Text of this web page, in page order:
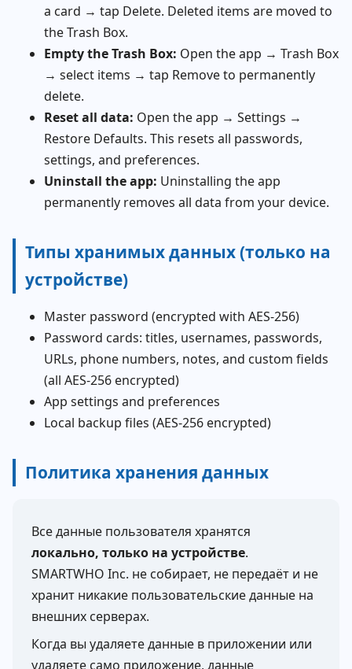
a card → tap Delete. Deleted items are moved to
the Trash Box.
Empty the Trash Box: Open the app → Trash Box
→ select items → tap Remove to permanently
delete.
Reset all data: Open the app → Settings →
Restore Defaults. This resets all passwords,
settings, and preferences.
Uninstall the app: Uninstalling the app
permanently removes all data from your device.
Типы хранимых данных (только на
устройстве)
Master password (encrypted with AES-256)
Password cards: titles, usernames, passwords,
URLs, phone numbers, notes, and custom fields
(all AES-256 encrypted)
App settings and preferences
Local backup files (AES-256 encrypted)
Политика хранения данных
Все данные пользователя хранятся
локально, только на устройстве.
SMARTWHO Inc. не собирает, не передаёт и не
хранит никакие пользовательские данные на
внешних серверах.
Когда вы удаляете данные в приложении или
удаляете само приложение, данные